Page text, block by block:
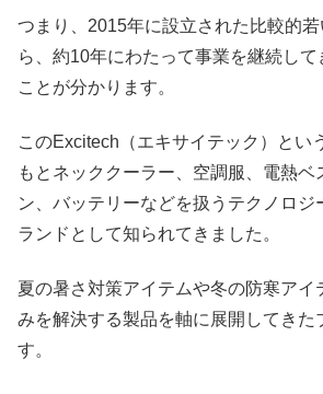
つまり、2015年に設立された比較的
ら、約10年にわたって事業を継続して
ことが分かります。
このExcitech（エキサイテック）とい
もとネッククーラー、空調服、電熱ベ
ン、バッテリーなどを扱うテクノロジ
ランドとして知られてきました。
夏の暑さ対策アイテムや冬の防寒アイ
みを解決する製品を軸に展開してきた
す。